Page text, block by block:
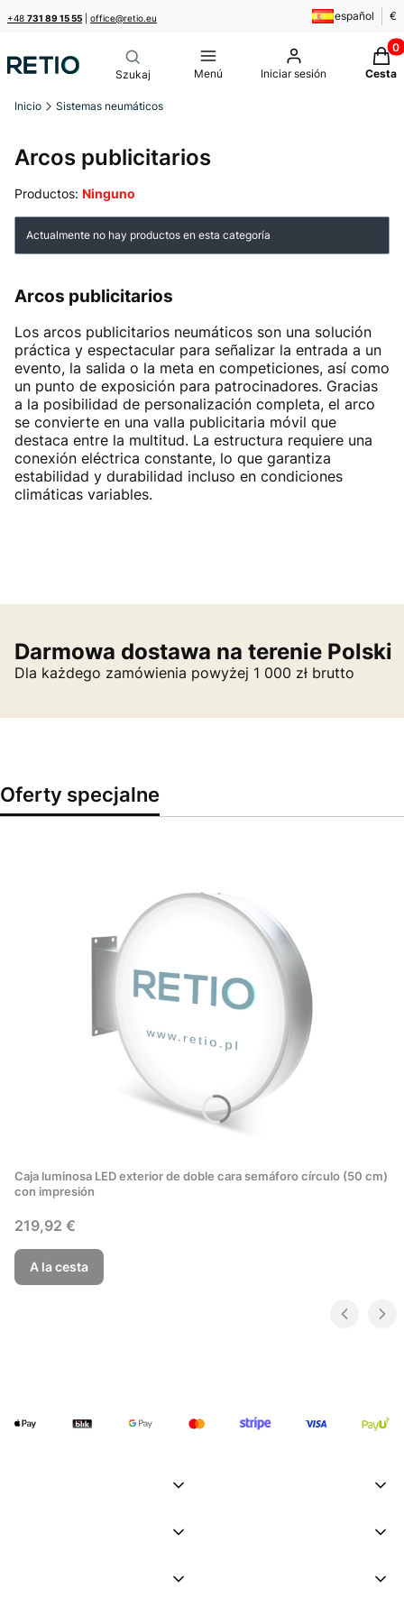
+48 731 89 15 55 office@retio.eu español €
Menú Iniciar sesión Cesta
Inicio Sistemas neumáticos
Arcos publicitarios
Productos: Ninguno
Lista de productos
Actualmente no hay productos en esta categoría
Arcos publicitarios
Los arcos publicitarios neumáticos son una solución
práctica y espectacular para señalizar la entrada a un
evento, la salida o la meta en competiciones, así como
un punto de exposición para patrocinadores. Gracias
a la posibilidad de personalización completa, el arco
se convierte en una valla publicitaria móvil que
destaca entre la multitud. La estructura requiere una
conexión eléctrica constante, lo que garantiza
estabilidad y durabilidad incluso en condiciones
climáticas variables.
Darmowa dostawa na terenie Polski
Dla każdego zamówienia powyżej 1 000 zł brutto
Oferty specjalne
Caja luminosa LED exterior de doble cara semáforo círculo (50 cm)
con impresión
Precio
219,92 €
A la cesta